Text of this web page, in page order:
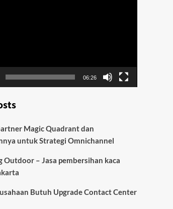
06:26
Magic Quadrant dan
untuk Strategi Omnichannel
Outdoor – Jasa pembersihan kaca
Butuh Upgrade Contact Center